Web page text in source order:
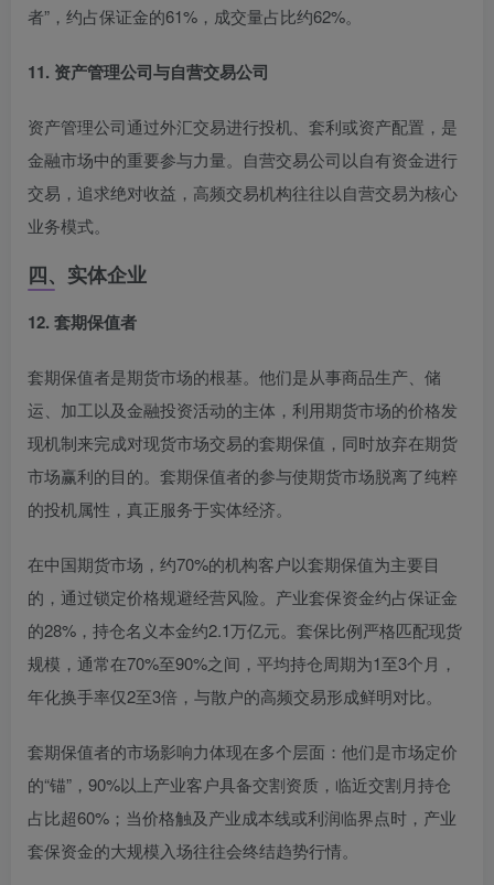
者”，约占保证金的61%，成交量占比约62%。
11. 资产管理公司与自营交易公司
资产管理公司通过外汇交易进行投机、套利或资产配置，是
金融市场中的重要参与力量。自营交易公司以自有资金进行
交易，追求绝对收益，高频交易机构往往以自营交易为核心
业务模式。
四、实体企业
12. 套期保值者
套期保值者是期货市场的根基。他们是从事商品生产、储
运、加工以及金融投资活动的主体，利用期货市场的价格发
现机制来完成对现货市场交易的套期保值，同时放弃在期货
市场赢利的目的。套期保值者的参与使期货市场脱离了纯粹
的投机属性，真正服务于实体经济。
在中国期货市场，约70%的机构客户以套期保值为主要目
的，通过锁定价格规避经营风险。产业套保资金约占保证金
的28%，持仓名义本金约2.1万亿元。套保比例严格匹配现货
规模，通常在70%至90%之间，平均持仓周期为1至3个月，
年化换手率仅2至3倍，与散户的高频交易形成鲜明对比。
套期保值者的市场影响力体现在多个层面：他们是市场定价
的“锚”，90%以上产业客户具备交割资质，临近交割月持仓
占比超60%；当价格触及产业成本线或利润临界点时，产业
套保资金的大规模入场往往会终结趋势行情。